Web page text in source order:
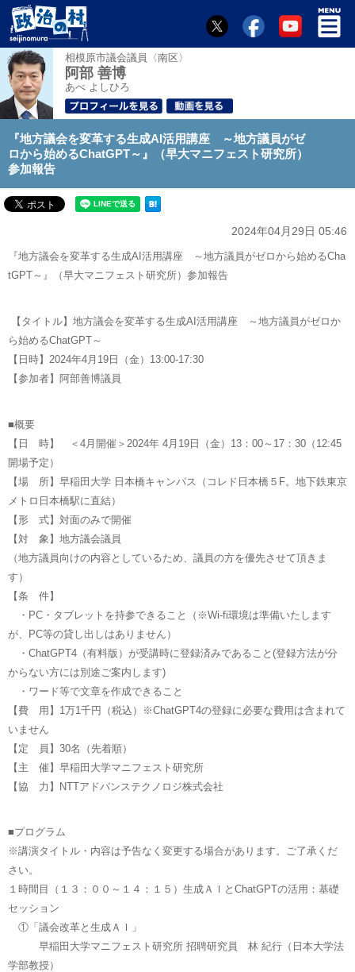
相模原市議会議員〈南区〉
阿部 善博
あべ よしひろ
『地方議会を変革する生成AI活用講座 ～地方議員がゼ
ロから始めるChatGPT～』（早大マニフェスト研究所）
参加報告
2024年04月29日 05:46
『地方議会を変革する生成AI活用講座 ～地方議員がゼロから始めるCha
tGPT～』（早大マニフェスト研究所）参加報告
【タイトル】地方議会を変革する生成AI活用講座 ～地方議員がゼロか
ら始めるChatGPT～
【日時】2024年4月19日（金）13:00-17:30
【参加者】阿部善博議員
■概要
【日 時】 ＜4月開催＞2024年 4月19日（金）13：00～17：30（12:45
開場予定）
【場 所】早稲田大学 日本橋キャンパス（コレド日本橋５F。地下鉄東京
メトロ日本橋駅に直結）
【形 式】対面のみで開催
【対 象】地方議会議員
（地方議員向けの内容としているため、議員の方を優先させて頂きま
す）
【条 件】
・PC・タブレットを持参できること（※Wi-fi環境は準備いたします
が、PC等の貸し出しはありません）
・ChatGPT4（有料版）が受講時に登録済みであること(登録方法が分
からない方には別途ご案内します)
・ワード等で文章を作成できること
【費 用】1万1千円（税込）※ChatGPT4の登録に必要な費用は含まれて
いません
【定 員】30名（先着順）
【主 催】早稲田大学マニフェスト研究所
【協 力】NTTアドバンステクノロジ株式会社
■プログラム
※講演タイトル・内容は予告なく変更する場合があります。ご了承くだ
さい。
１時間目（１３：００～１４：１５）生成ＡＩとChatGPTの活用：基礎
セッション
①「議会改革と生成ＡＩ」
早稲田大学マニフェスト研究所 招聘研究員 林 紀行（日本大学法
学部教授）